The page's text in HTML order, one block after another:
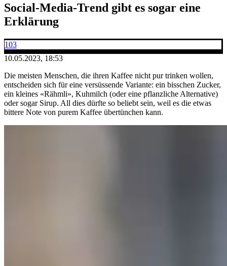
Social-Media-Trend gibt es sogar eine
Erklärung
103
10.05.2023, 18:53
Die meisten Menschen, die ihren Kaffee nicht pur trinken wollen,
entscheiden sich für eine versüssende Variante: ein bisschen Zucker,
ein kleines «Rähmli», Kuhmilch (oder eine pflanzliche Alternative)
oder sogar Sirup. All dies dürfte so beliebt sein, weil es die etwas
bittere Note von purem Kaffee übertünchen kann.